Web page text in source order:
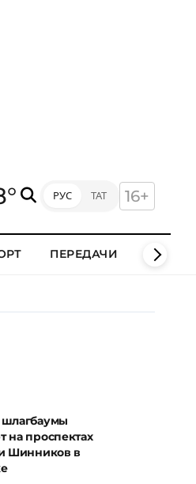
РУС ТАТ 16+
ПЕРЕДАЧИ КЛИПЫ
на проспектах
Шинников в